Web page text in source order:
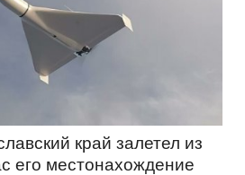
край залетел из
его местонахождение